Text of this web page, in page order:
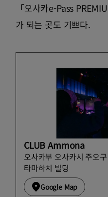
「오사카e-Pass
가 되는 곳도 기쁘다.
CLUB Ammona
오사카부 오사카시 주오
타마하치 빌딩
Google Map